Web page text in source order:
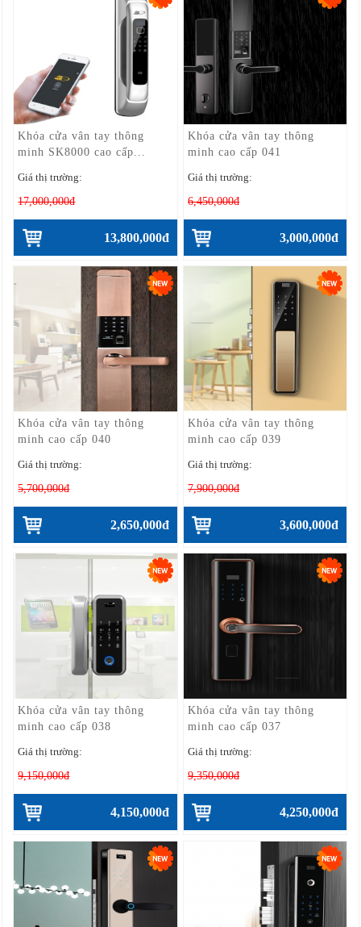
Khóa cửa vân tay thông
minh SK8000 cao cấp...
Giá thị trường:
17,000,000đ
13,800,000đ
Khóa cửa vân tay thông
minh cao cấp 041
Giá thị trường:
6,450,000đ
3,000,000đ
Khóa cửa vân tay thông
minh cao cấp 040
Giá thị trường:
5,700,000đ
2,650,000đ
Khóa cửa vân tay thông
minh cao cấp 039
Giá thị trường:
7,900,000đ
3,600,000đ
Khóa cửa vân tay thông
minh cao cấp 038
Giá thị trường:
9,150,000đ
4,150,000đ
Khóa cửa vân tay thông
minh cao cấp 037
Giá thị trường:
9,350,000đ
4,250,000đ